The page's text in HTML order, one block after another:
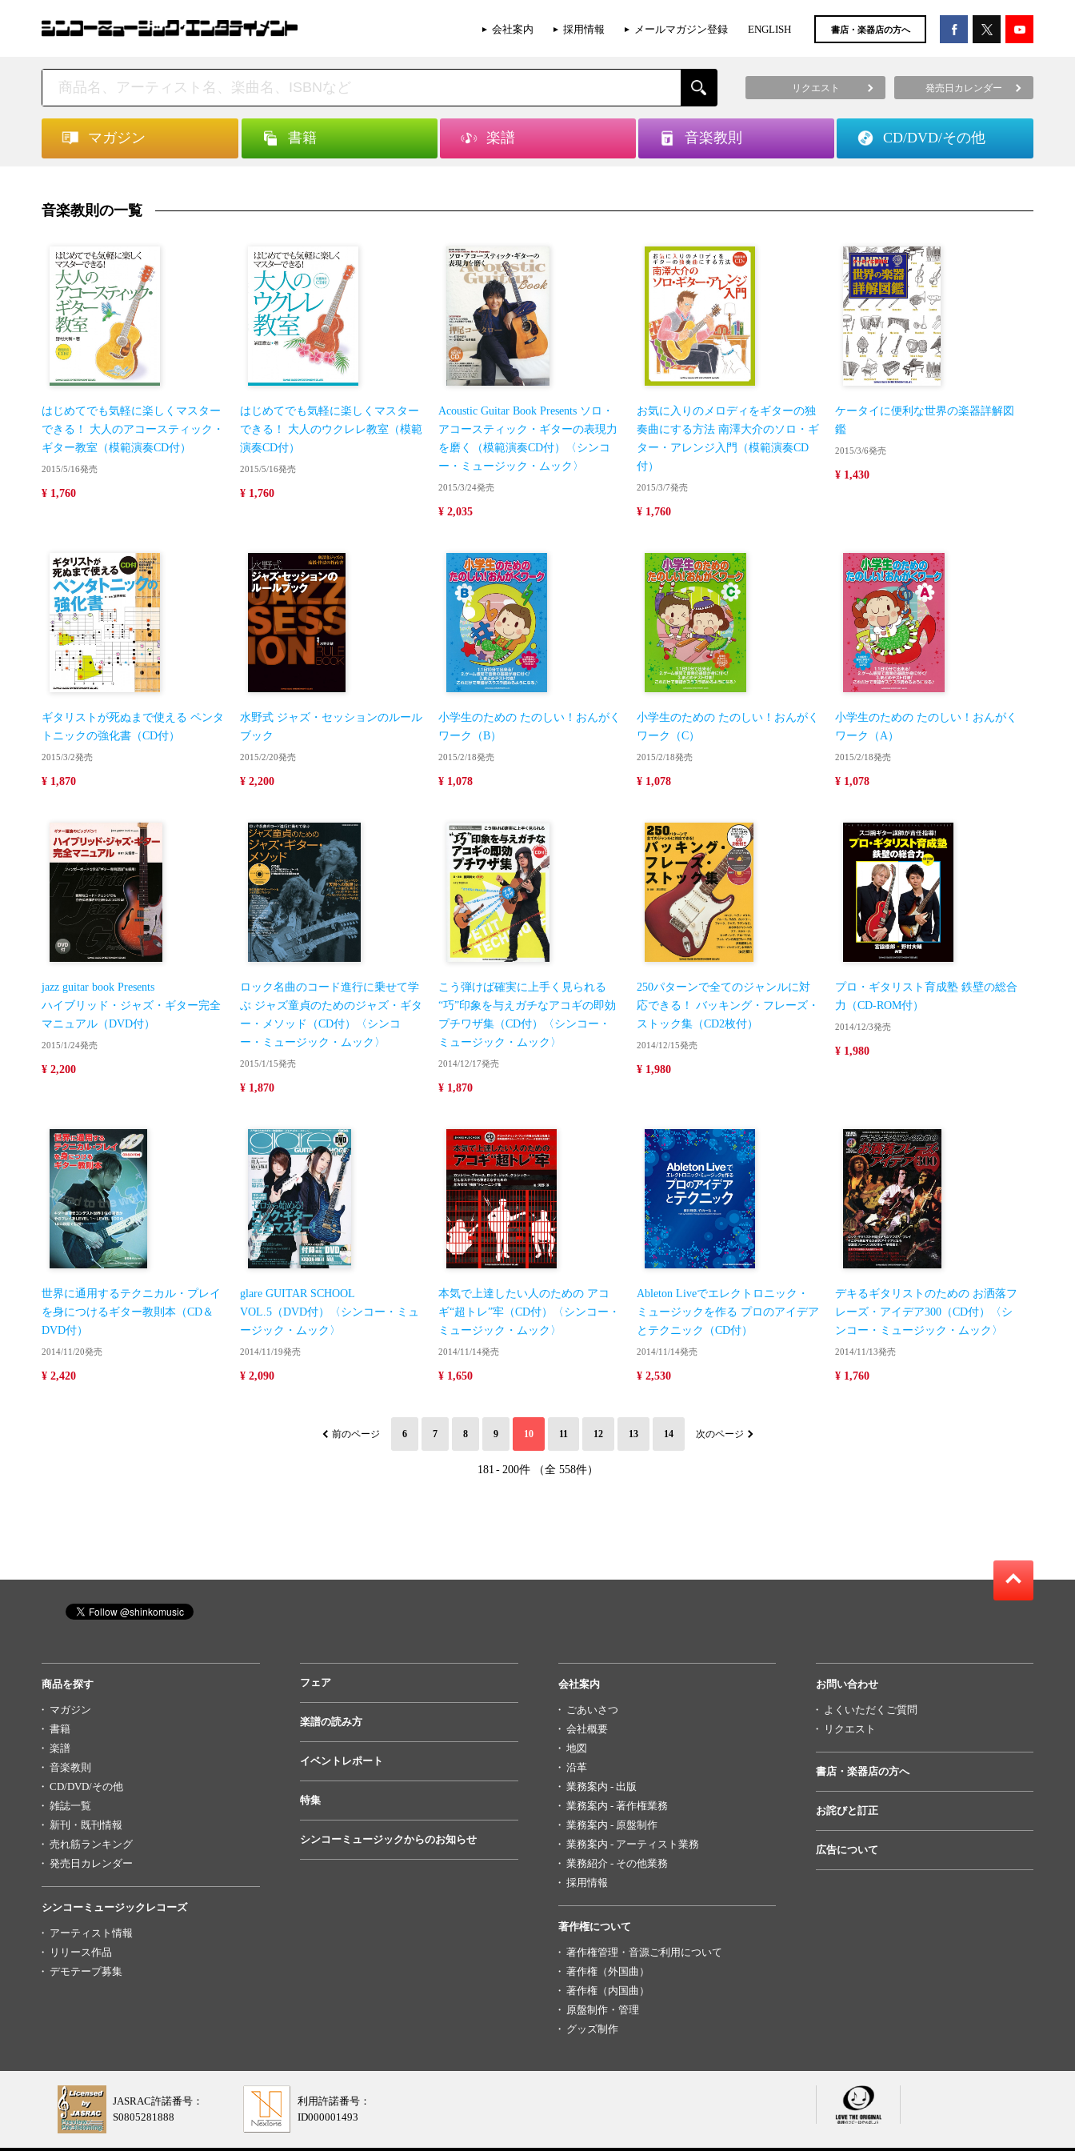
会社案内 採用情報 メールマガジン登録 ENGLISH 書店・楽器店の方へ
リクエスト 発売日カレンダー
マガジン 書籍 楽譜 音楽教則 CD/DVD/その他
音楽教則の一覧
はじめてでも気軽に楽しくマスター
できる！ 大人のアコースティック・
ギター教室（模範演奏CD付）
2015/5/16発売
¥ 1,760
はじめてでも気軽に楽しくマスター
できる！ 大人のウクレレ教室（模範
演奏CD付）
2015/5/16発売
¥ 1,760
Acoustic Guitar Book Presents ソロ・
アコースティック・ギターの表現力
を磨く（模範演奏CD付）〈シンコ
ー・ミュージック・ムック〉
2015/3/24発売
¥ 2,035
お気に入りのメロディをギターの独
奏曲にする方法 南澤大介のソロ・ギ
ター・アレンジ入門（模範演奏CD
付）
2015/3/7発売
¥ 1,760
ケータイに便利な世界の楽器詳解図
鑑
2015/3/6発売
¥ 1,430
ギタリストが死ぬまで使える ペンタ
トニックの強化書（CD付）
2015/3/2発売
¥ 1,870
水野式 ジャズ・セッションのルール
ブック
2015/2/20発売
¥ 2,200
小学生のための たのしい！おんがく
ワーク（B）
2015/2/18発売
¥ 1,078
小学生のための たのしい！おんがく
ワーク（C）
2015/2/18発売
¥ 1,078
小学生のための たのしい！おんがく
ワーク（A）
2015/2/18発売
¥ 1,078
jazz guitar book Presents
ハイブリッド・ジャズ・ギター完全
マニュアル（DVD付）
2015/1/24発売
¥ 2,200
ロック名曲のコード進行に乗せて学
ぶ ジャズ童貞のためのジャズ・ギタ
ー・メソッド（CD付）〈シンコ
ー・ミュージック・ムック〉
2015/1/15発売
¥ 1,870
こう弾けば確実に上手く見られる
“巧”印象を与えガチなアコギの即効
プチワザ集（CD付）〈シンコー・
ミュージック・ムック〉
2014/12/17発売
¥ 1,870
250パターンで全てのジャンルに対
応できる！ バッキング・フレーズ・
ストック集（CD2枚付）
2014/12/15発売
¥ 1,980
プロ・ギタリスト育成塾 鉄壁の総合
力（CD-ROM付）
2014/12/3発売
¥ 1,980
世界に通用するテクニカル・プレイ
を身につけるギター教則本（CD＆
DVD付）
2014/11/20発売
¥ 2,420
glare GUITAR SCHOOL
VOL.5（DVD付）〈シンコー・ミュ
ージック・ムック〉
2014/11/19発売
¥ 2,090
本気で上達したい人のための アコ
ギ“超トレ”牢（CD付）〈シンコー・
ミュージック・ムック〉
2014/11/14発売
¥ 1,650
Ableton Liveでエレクトロニック・
ミュージックを作る プロのアイデア
とテクニック（CD付）
2014/11/14発売
¥ 2,530
デキるギタリストのための お洒落フ
レーズ・アイデア300（CD付）〈シ
ンコー・ミュージック・ムック〉
2014/11/13発売
¥ 1,760
前のページ 6 7 8 9 10 11 12 13 14 次のページ
181 - 200件 （全 558件）
商品を探す
マガジン
書籍
楽譜
音楽教則
CD/DVD/その他
雑誌一覧
新刊・既刊情報
売れ筋ランキング
発売日カレンダー
シンコーミュージックレコーズ
アーティスト情報
リリース作品
デモテープ募集
フェア
楽譜の読み方
イベントレポート
特集
シンコーミュージックからのお知らせ
会社案内
ごあいさつ
会社概要
地図
沿革
業務案内 - 出版
業務案内 - 著作権業務
業務案内 - 原盤制作
業務案内 - アーティスト業務
業務紹介 - その他業務
採用情報
著作権について
著作権管理・音源ご利用について
著作権（外国曲）
著作権（内国曲）
原盤制作・管理
グッズ制作
お問い合わせ
よくいただくご質問
リクエスト
書店・楽器店の方へ
お詫びと訂正
広告について
JASRAC許諾番号：
S0805281888
利用許諾番号：
ID000001493